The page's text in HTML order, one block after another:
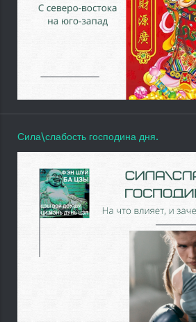
Сила\слабость господина дня.